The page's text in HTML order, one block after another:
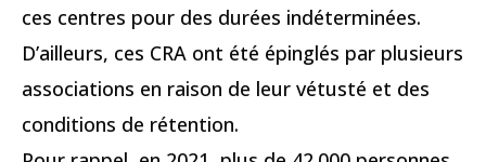
ces centres pour des durées indéterminées.
D’ailleurs, ces CRA ont été épinglés par plusieurs
associations en raison de leur vétusté et des
conditions de rétention.